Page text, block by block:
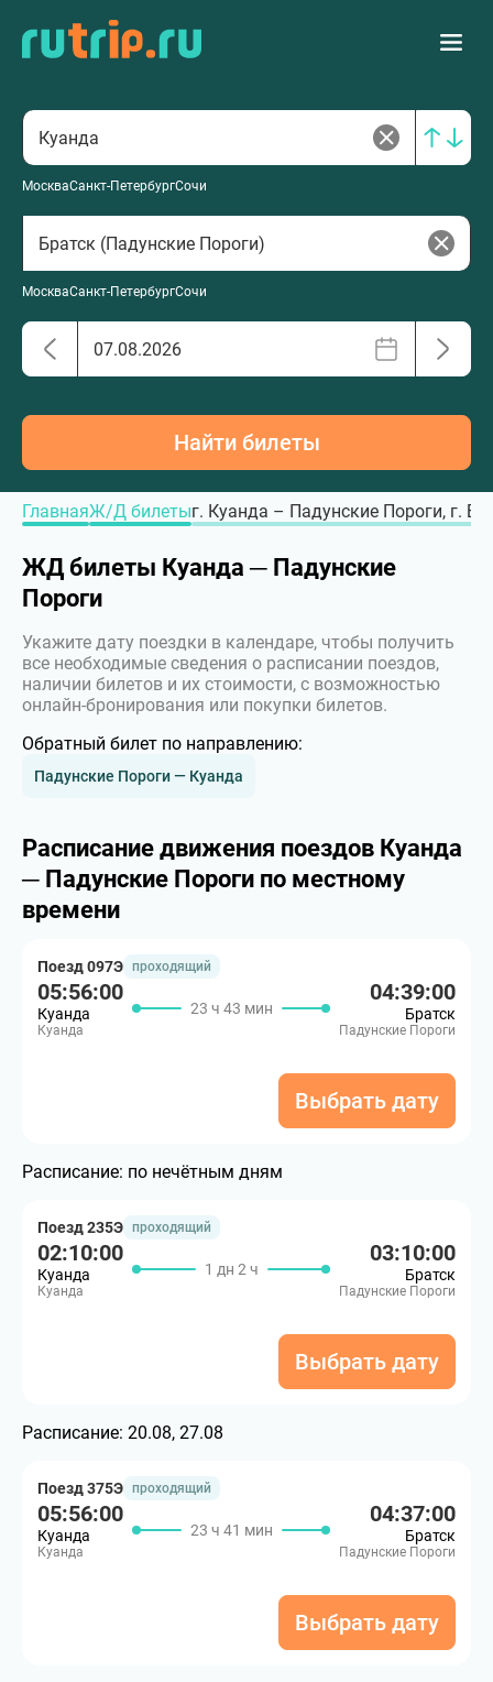
МоскваСанкт-ПетербургСочи
МоскваСанкт-ПетербургСочи
Найти билеты
ГлавнаяЖ/Д билетыг. Куанда – Падунские Пороги, г.
ЖД билеты Куанда ─ Падунские
Пороги
Укажите дату поездки в календаре, чтобы получить
все необходимые сведения о расписании поездов,
наличии билетов и их стоимости, с возможностью
онлайн-бронирования или покупки билетов.
Обратный билет по направлению:
Падунские Пороги — Куанда
Расписание движения поездов Куанда
─ Падунские Пороги по местному
времени
Поезд 097Э проходящий
05:56:00
Куанда
Куанда
23 ч 43 мин
04:39:00
Братск
Падунские Пороги
Выбрать дату
Расписание: по нечётным дням
Поезд 235Э проходящий
02:10:00
Куанда
Куанда
1 дн 2 ч
03:10:00
Братск
Падунские Пороги
Выбрать дату
Расписание: 20.08, 27.08
Поезд 375Э проходящий
05:56:00
Куанда
Куанда
23 ч 41 мин
04:37:00
Братск
Падунские Пороги
Выбрать дату